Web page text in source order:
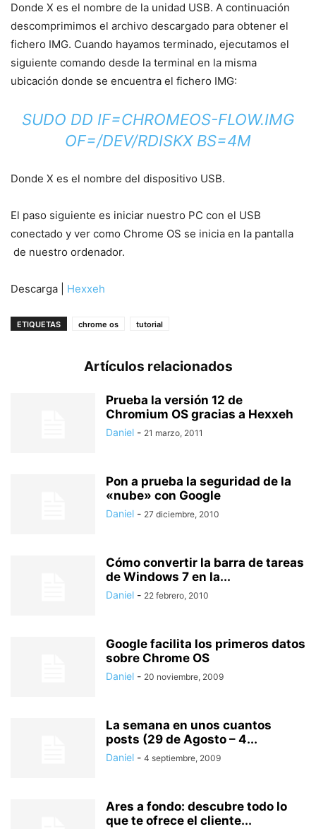
Donde X es el nombre de la unidad USB. A continuación
descomprimimos el archivo descargado para obtener el
fichero IMG. Cuando hayamos terminado, ejecutamos el
siguiente comando desde la terminal en la misma
ubicación donde se encuentra el fichero IMG:
SUDO DD IF=CHROMEOS-FLOW.IMG
OF=/DEV/RDISKX BS=4M
Donde X es el nombre del dispositivo USB.
El paso siguiente es iniciar nuestro PC con el USB
conectado y ver como Chrome OS se inicia en la pantalla
de nuestro ordenador.
Descarga | Hexxeh
ETIQUETAS chrome os tutorial
Artículos relacionados
Prueba la versión 12 de
Chromium OS gracias a Hexxeh
Daniel - 21 marzo, 2011
Pon a prueba la seguridad de la
«nube» con Google
Daniel - 27 diciembre, 2010
Cómo convertir la barra de tareas
de Windows 7 en la...
Daniel - 22 febrero, 2010
Google facilita los primeros datos
sobre Chrome OS
Daniel - 20 noviembre, 2009
La semana en unos cuantos
posts (29 de Agosto – 4...
Daniel - 4 septiembre, 2009
Ares a fondo: descubre todo lo
que te ofrece el cliente...